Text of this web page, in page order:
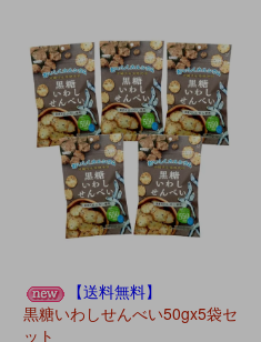
【送料無料】
黒糖いわしせんべい50gx5袋セ
ット